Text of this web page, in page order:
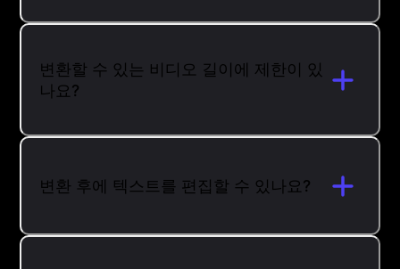
변환할 수 있는 비디오 길이에 제한이 있
나요?
변환 후에 텍스트를 편집할 수 있나요?